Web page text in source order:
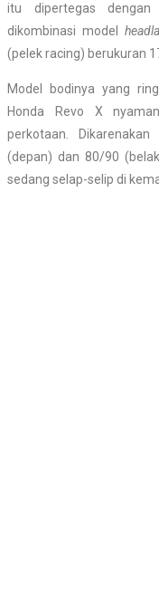
itu dipertegas
dikombinasi model
(pelek racing) berukuran
Model bodinya yang
Honda Revo X
perkotaan.
(depan) dan 80/90
sedang selap-selip di